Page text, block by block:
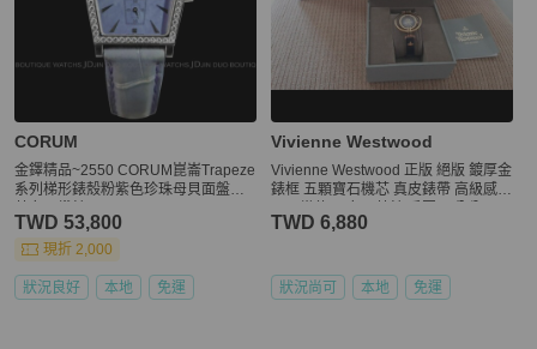
CORUM
金鐸精品~2550 CORUM崑崙Trapeze
系列梯形錶殼粉紫色珍珠母貝面盤石
TWD 53,800
現折 2,000
狀況良好 本地 免運
Vivienne Westwood
Vivienne Westwood 正版 絕版 鍍厚金
錶框 五顆寶石機芯 真皮錶帶 高級感
TWD 6,880
狀況尚可 本地 免運